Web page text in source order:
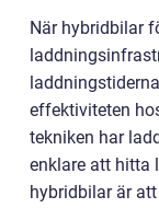
När hybridbilar
effektiviteten
tekniken har
enklare att hitta
hybridbilar är